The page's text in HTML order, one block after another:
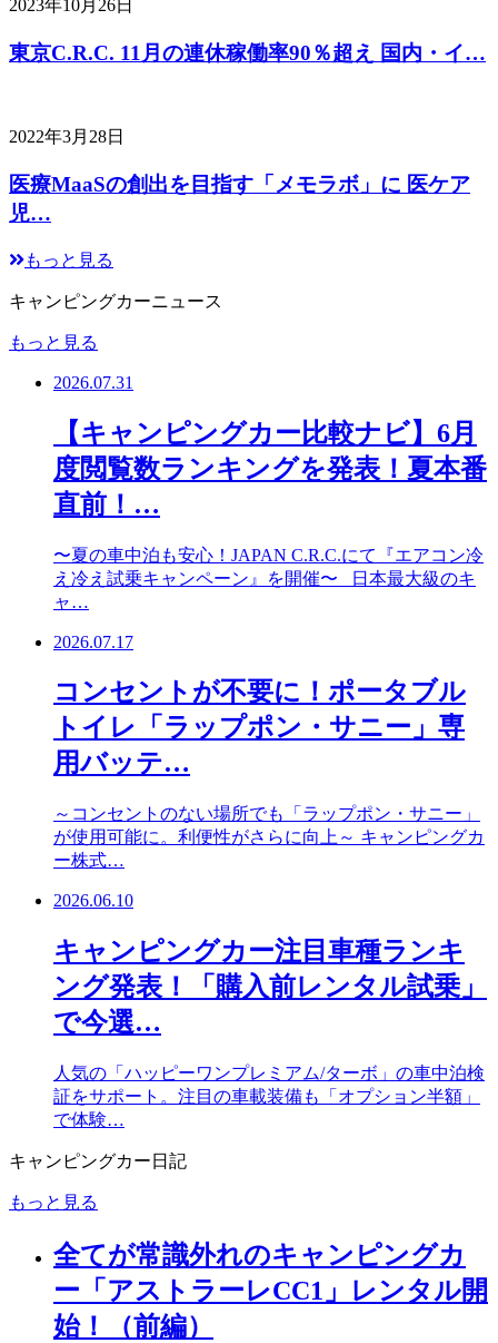
2023年10月26日
東京C.R.C. 11月の連休稼働率90％超え 国内・イ…
2022年3月28日
医療MaaSの創出を目指す「メモラボ」に 医ケア
児…
もっと見る
キャンピングカーニュース
もっと見る
2026.07.31
【キャンピングカー比較ナビ】6月
度閲覧数ランキングを発表！夏本番
直前！…
〜夏の車中泊も安心！JAPAN C.R.C.にて『エアコン冷
え冷え試乗キャンペーン』を開催〜 日本最大級のキ
ャ…
2026.07.17
コンセントが不要に！ポータブル
トイレ「ラップポン・サニー」専
用バッテ…
～コンセントのない場所でも「ラップポン・サニー」
が使用可能に。利便性がさらに向上～ キャンピングカ
ー株式…
2026.06.10
キャンピングカー注目車種ランキ
ング発表！「購入前レンタル試乗」
で今選…
人気の「ハッピーワンプレミアム/ターボ」の車中泊検
証をサポート。注目の車載装備も「オプション半額」
で体験…
キャンピングカー日記
もっと見る
全てが常識外れのキャンピングカ
ー「アストラーレCC1」レンタル開
始！（前編）